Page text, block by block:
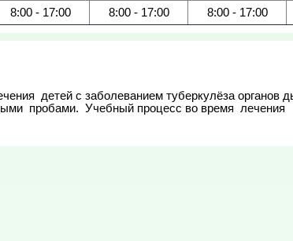
8:00 - 17:00 8:00 - 17:00 8:00 - 17:00
детей с заболеванием туберкулёза органов
пробами.  Учебный процесс во время